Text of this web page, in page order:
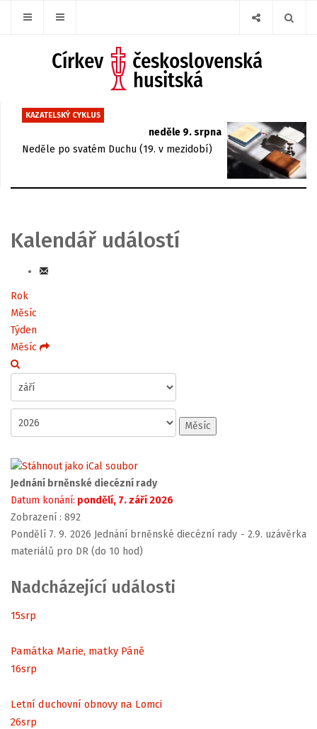
KAZATELSKÝ CYKLUS
neděle 9. srpna
Neděle po svatém Duchu (19. v mezidobí)
Kalendář událostí
Rok
Měsíc
Týden
Měsíc
Měsíc
Jednání brněnské diecézní rady
Datum konání: pondělí, 7. září 2026
Zobrazení : 892
Pondělí 7. 9. 2026 Jednání brněnské diecézní rady - 2.9. uzávěrka
materiálů pro DR (do 10 hod)
Nadcházející události
15srp
Památka Marie, matky Páně
16srp
Letní duchovní obnovy na Lomci
26srp